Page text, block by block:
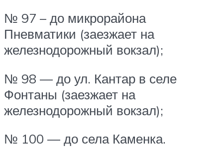
№ 97 – до микрорайона
Пневматики (заезжает на
железнодорожный вокзал);
№ 98 — до ул. Кантар в селе
Фонтаны (заезжает на
железнодорожный вокзал);
№ 100 — до села Каменка.